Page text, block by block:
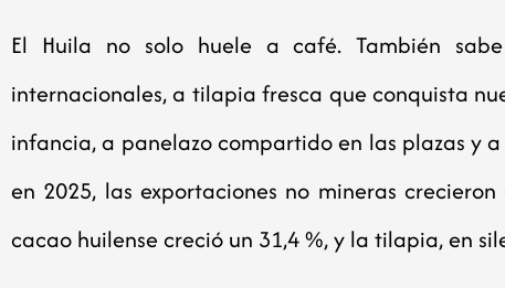
El Huila no solo huele a café. También
internacionales, a tilapia fresca que conquista
infancia, a panelazo compartido en las plazas y
en 2025, las exportaciones no mineras
cacao huilense creció un 31,4 %, y la tilapia, en